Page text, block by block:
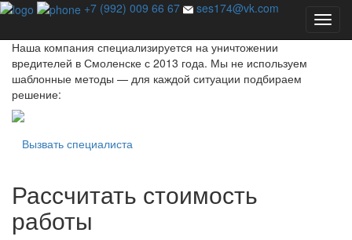
+7 (992) 009 66 67 ses174@vk.com
Профессиональная дезинсекция - единственный способ
Наша компания специализируется на уничтожении
вредителей в Смоленске с 2013 года. Мы не используем
шаблонные методы — для каждой ситуации подбираем
решение:
Вызвать специалиста
Рассчитать стоимость
работы